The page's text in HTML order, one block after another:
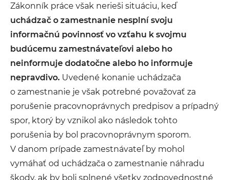
Zákonník práce však nerieši situáciu, keď
uchádzač o zamestnanie nesplní svoju
informačnú povinnosť vo vzťahu k svojmu
budúcemu zamestnávateľovi alebo ho
neinformuje dodatočne alebo ho informuje
nepravdivo. Uvedené konanie uchádzača
o zamestnanie je však potrebné považovať za
porušenie pracovnoprávnych predpisov a prípadný
spor, ktorý by vznikol ako následok tohto
porušenia by bol pracovnoprávnym sporom.
V danom prípade zamestnávateľ by mohol
vymáhať od uchádzača o zamestnanie náhradu
škody, ak by boli splnené všetky zodpovednostné